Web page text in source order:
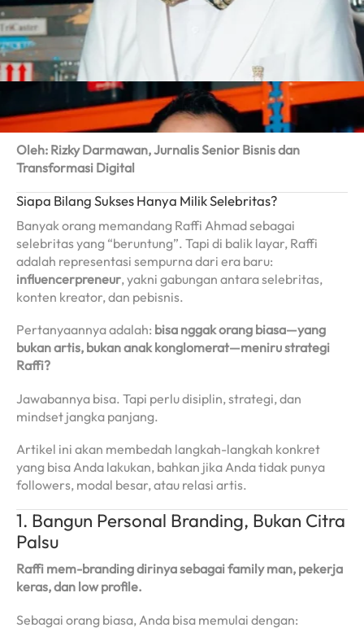
Oleh: Rizky Darmawan, Jurnalis Senior Bisnis dan
Transformasi Digital
Siapa Bilang Sukses Hanya Milik Selebritas?
Banyak orang memandang Raffi Ahmad sebagai
selebritas yang “beruntung”. Tapi di balik layar, Raffi
adalah representasi sempurna dari era baru:
influencerpreneur, yakni gabungan antara selebritas,
konten kreator, dan pebisnis.
Pertanyaannya adalah: bisa nggak orang biasa—yang
bukan artis, bukan anak konglomerat—meniru strategi
Raffi?
Jawabannya bisa. Tapi perlu disiplin, strategi, dan
mindset jangka panjang.
Artikel ini akan membedah langkah-langkah konkret
yang bisa Anda lakukan, bahkan jika Anda tidak punya
followers, modal besar, atau relasi artis.
1. Bangun Personal Branding, Bukan Citra
Palsu
Raffi mem-branding dirinya sebagai family man, pekerja
keras, dan low profile.
Sebagai orang biasa, Anda bisa memulai dengan: